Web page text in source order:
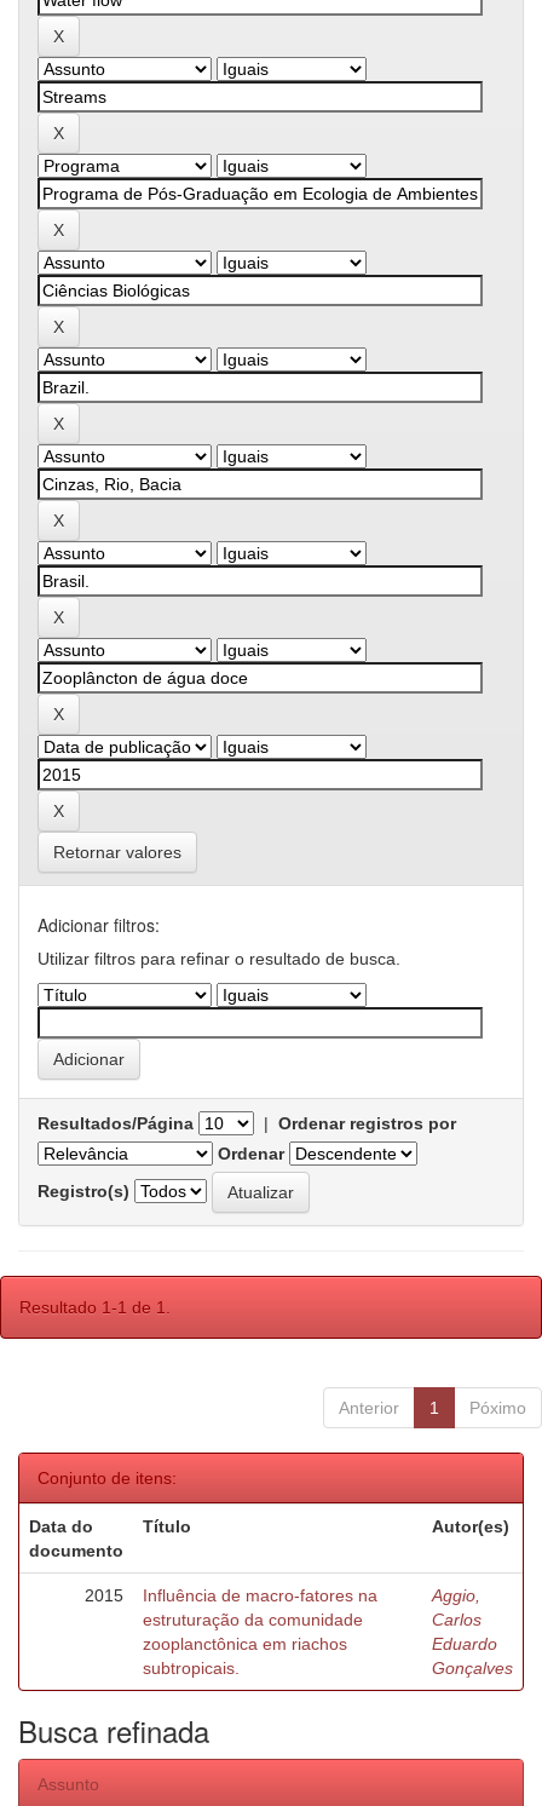
Retornar valores
Adicionar filtros:
Utilizar filtros para refinar o resultado de busca.
Resultados/Página | Ordenar registros por
Ordenar
Registro(s)
Resultado 1-1 de 1.
Anterior 1 Póximo
Conjunto de itens:
Data do
documento
Título Autor(es)
2015
Influência de macro-fatores na
estruturação da comunidade
zooplanctônica em riachos
subtropicais.
Aggio,
Carlos
Eduardo
Gonçalves
Busca refinada
Assunto